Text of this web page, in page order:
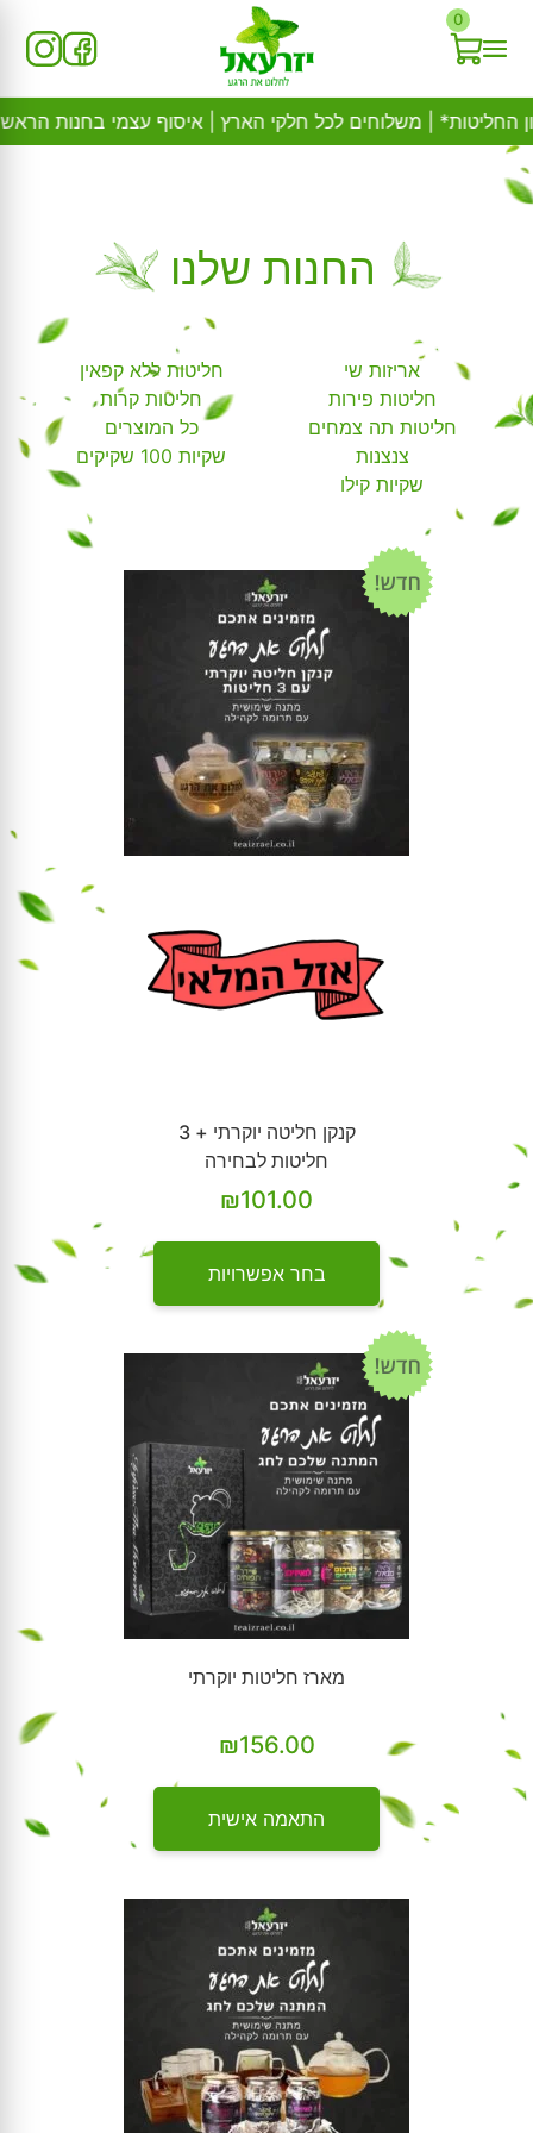
content
0
החנות שלנו
אריזות שי
חליטות ללא קפאין
חליטות פירות
חליטות קרות
חליטות תה צמחים
כל המוצרים
צנצנות
שקיות 100 שקיקים
שקיות קילו
קנקן חליטה יוקרתי + 3
חליטות לבחירה
₪101.00
בחר אפשרויות
מארז חליטות יוקרתי
₪156.00
התאמה אישית